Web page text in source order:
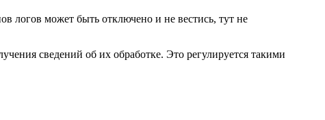
логов может быть отключено и не вестись, тут не
сведений об их обработке. Это регулируется такими